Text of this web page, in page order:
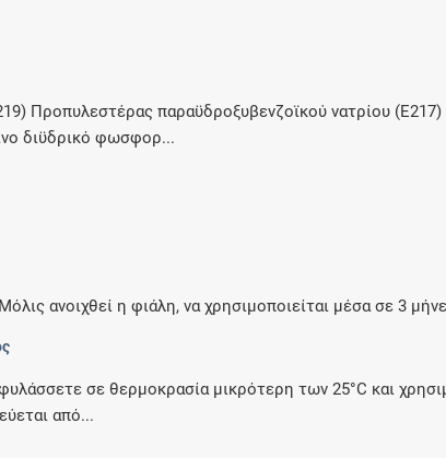
Προπυλεστέρας παραϋδροξυβενζοϊκού νατρίου
διϋδρικό φωσφορ...
ανοιχθεί η φιάλη, να χρησιμοποιείται μέσα σε 3
σε θερμοκρασία μικρότερη των 25°C και
από...